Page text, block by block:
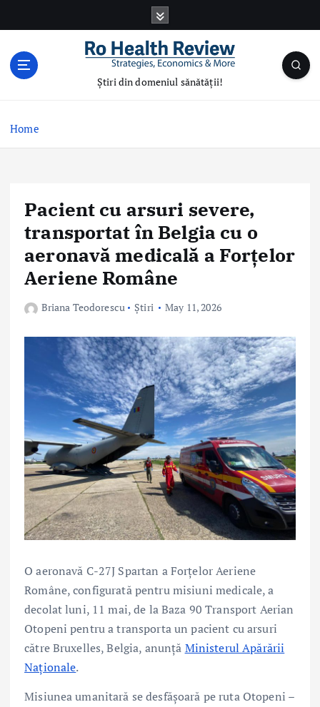
Știri din domeniul sănătății!
Home
Pacient cu arsuri severe,
transportat în Belgia cu o
aeronavă medicală a Forțelor
Aeriene Române
Briana Teodorescu Știri May 11, 2026
O aeronavă C-27J Spartan a Forțelor Aeriene
Române, configurată pentru misiuni medicale, a
decolat luni, 11 mai, de la Baza 90 Transport Aerian
Otopeni pentru a transporta un pacient cu arsuri
către Bruxelles, Belgia, anunță Ministerul Apărării
Naționale.
Misiunea umanitară se desfășoară pe ruta Otopeni –